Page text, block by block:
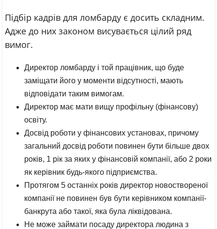
Підбір кадрів для ломбарду є досить складним.
Адже до них законом висувається цілий ряд
вимог.
Директор ломбарду і той працівник, що буде
заміщати його у моменти відсутності, мають
відповідати таким вимогам.
Директор має мати вищу профільну (фінансову)
освіту.
Досвід роботи у фінансових установах, причому
загальний досвід роботи повинен бути більше двох
років, 1 рік за яких у фінансовій компанії, або 2 роки
як керівник будь-якого підприємства.
Протягом 5 останніх років директор новоствореної
компанії не повинен був бути керівником компанії-
банкрута або такої, яка була ліквідована.
Не може займати посаду директора людина з